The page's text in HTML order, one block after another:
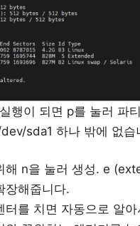
행이 되면 p를 눌러 파
sda1 하나 밖에 없습
해 n을 눌러 생성. e
장해줍니다.
터를 치면 자동으로 알